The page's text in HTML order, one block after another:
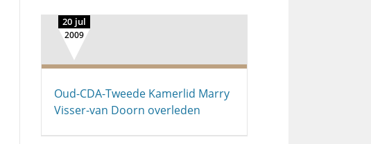
20 jul
2009
Oud-CDA-Tweede Kamerlid Marry
Visser-van Doorn overleden